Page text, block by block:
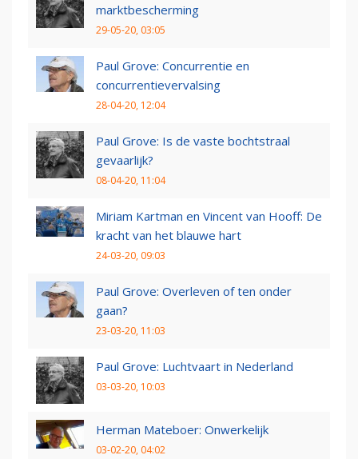
marktbescherming
29-05-20, 03:05
Paul Grove: Concurrentie en
concurrentievervalsing
28-04-20, 12:04
Paul Grove: Is de vaste bochtstraal
gevaarlijk?
08-04-20, 11:04
Miriam Kartman en Vincent van Hooff: De
kracht van het blauwe hart
24-03-20, 09:03
Paul Grove: Overleven of ten onder
gaan?
23-03-20, 11:03
Paul Grove: Luchtvaart in Nederland
03-03-20, 10:03
Herman Mateboer: Onwerkelijk
03-02-20, 04:02